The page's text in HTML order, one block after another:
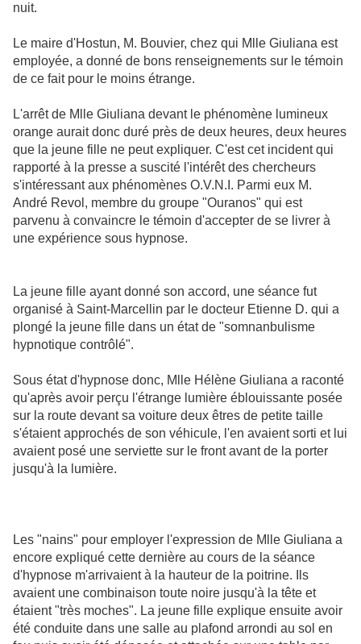
nuit.
Le maire d'Hostun, M. Bouvier, chez qui Mlle Giuliana est
employée, a donné de bons renseignements sur le témoin
de ce fait pour le moins étrange.
L'arrêt de Mlle Giuliana devant le phénomène lumineux
orange aurait donc duré près de deux heures, deux heures
que la jeune fille ne peut expliquer. C'est cet incident qui
rapporté à la presse a suscité l'intérêt des chercheurs
s'intéressant aux phénomènes O.V.N.I. Parmi eux M.
André Revol, membre du groupe "Ouranos" qui est
parvenu à convaincre le témoin d'accepter de se livrer à
une expérience sous hypnose.
La jeune fille ayant donné son accord, une séance fut
organisé à Saint-Marcellin par le docteur Etienne D. qui a
plongé la jeune fille dans un état de "somnanbulisme
hypnotique contrôlé".
Sous état d'hypnose donc, Mlle Hélène Giuliana a raconté
qu'après avoir perçu l'étrange lumière éblouissante posée
sur la route devant sa voiture deux êtres de petite taille
s'étaient approchés de son véhicule, l'en avaient sorti et lui
avaient posé une serviette sur le front avant de la porter
jusqu'à la lumière.
Les "nains" pour employer l'expression de Mlle Giuliana a
encore expliqué cette dernière au cours de la séance
d'hypnose m'arrivaient à la hauteur de la poitrine. Ils
avaient une combinaison toute noire jusqu'à la tête et
étaient "très moches". La jeune fille explique ensuite avoir
été conduite dans une salle au plafond arrondi au sol en